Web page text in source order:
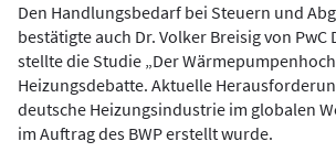
Den Handlungsbedarf bei Steuern und
bestätigte auch Dr. Volker Breisig von PwC
stellte die Studie „Der
Heizungsdebatte. Aktuelle
deutsche Heizungsindustrie im globalen
im Auftrag des BWP erstellt wurde.